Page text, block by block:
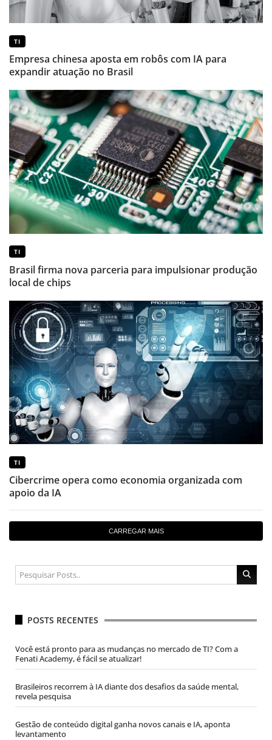
TI
Empresa chinesa aposta em robôs com IA para
expandir atuação no Brasil
TI
Brasil firma nova parceria para impulsionar produção
local de chips
TI
Cibercrime opera como economia organizada com
apoio da IA
CARREGAR MAIS
POSTS RECENTES
Você está pronto para as mudanças no mercado de TI? Com a
Fenati Academy, é fácil se atualizar!
Brasileiros recorrem à IA diante dos desafios da saúde mental,
revela pesquisa
Gestão de conteúdo digital ganha novos canais e IA, aponta
levantamento